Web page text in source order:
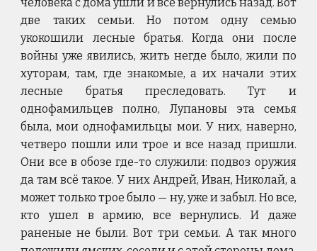
две таких семьи. Но потом одну семью
укокошили лесные братья. Когда они после
войны уже явились, жить негде было, жили по
хуторам, там, где знакомые, а их начали этих
лесные братья преследовать. Тут и
однофамильцев полно, Лупановы эта семья
была, мои однофамильцы мои. У них, наверно,
четверо пошли или трое и все назад пришли.
Они все в обозе где-то служили: подвоз оружия
да там всё такое. У них Андрей, Иван, Николай, а
может только трое было — ну, уже и забыл. Но все,
кто ушел в армию, все вернулись. И даже
раненые не были. Вот три семьи. А так много